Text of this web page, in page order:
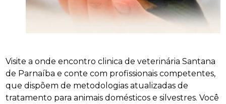
Visite a onde encontro clinica de veterinária Santana
de Parnaíba e conte com profissionais competentes,
que dispõem de metodologias atualizadas de
tratamento para animais domésticos e silvestres. Você